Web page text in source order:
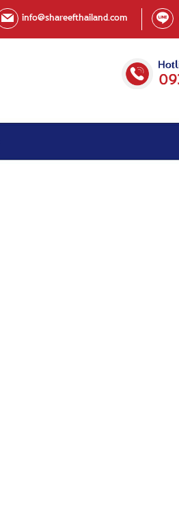
info@shareefthailand.com